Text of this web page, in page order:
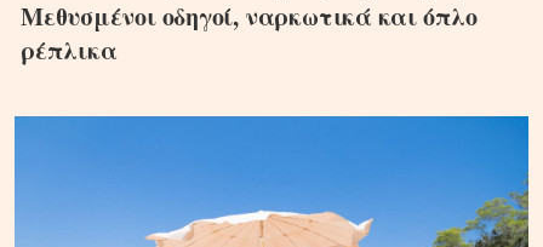
Μεθυσμένοι οδηγοί, ναρκωτικά και όπλο
ρέπλικα